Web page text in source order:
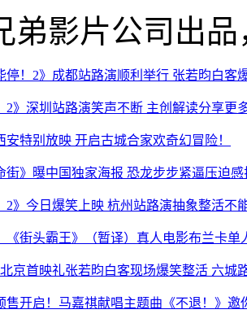
弟影片公司出
停！2》成都站路演顺利举行 张若昀白客
2》深圳站路演笑声不断 主创解读分享更
安特别放映 开启古城合家欢奇幻冒险！
街》曝中国独家海报 恐龙步步紧逼压迫感
2》今日爆笑上映 杭州站路演抽象整活不
《街头霸王》（暂译）真人电影布兰卡单
北京首映礼张若昀白客现场爆笑整活 六城
售开启！马嘉祺献唱主题曲《不退！》邀